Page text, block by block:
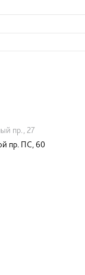
пр., 27
пр. ПС, 60